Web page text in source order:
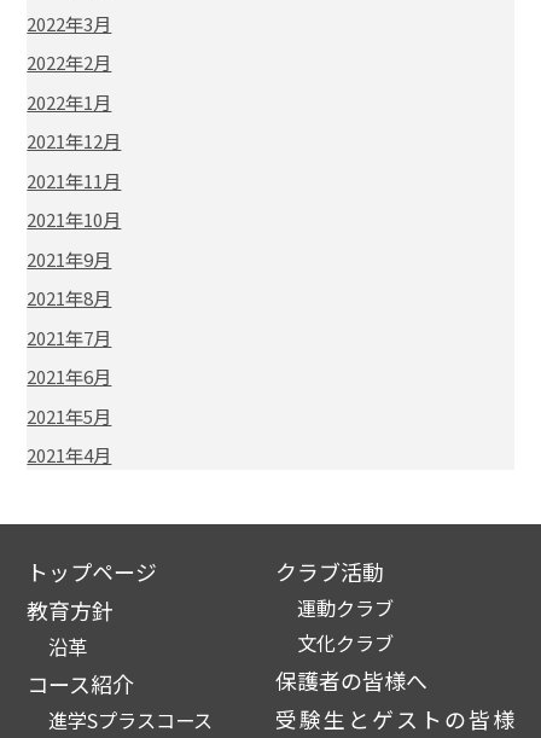
2022年3月
2022年2月
2022年1月
2021年12月
2021年11月
2021年10月
2021年9月
2021年8月
2021年7月
2021年6月
2021年5月
2021年4月
トップページ
教育方針
沿革
コース紹介
進学Sプラスコース
クラブ活動
運動クラブ
文化クラブ
保護者の皆様へ
受験生とゲストの皆様